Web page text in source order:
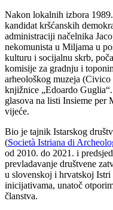
Nakon lokalnih izbora
kandidat kršćanskih
administraciji načelnika
nekomunista u Miljama u
kulturu i socijalnu skrb,
komisije za gradnju i
arheološkog muzeja
knjižnice „Edoardo
glasova na listi Insieme per
vijeće.
Bio je tajnik Istarskog
(Società Istriana di
od 2010. do 2021. i
prevladavanje društvene
u slovenskoj i hrvatskoj
inicijativama, unatoč
članstva.